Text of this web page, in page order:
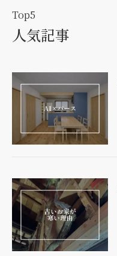
Top5
人気記事